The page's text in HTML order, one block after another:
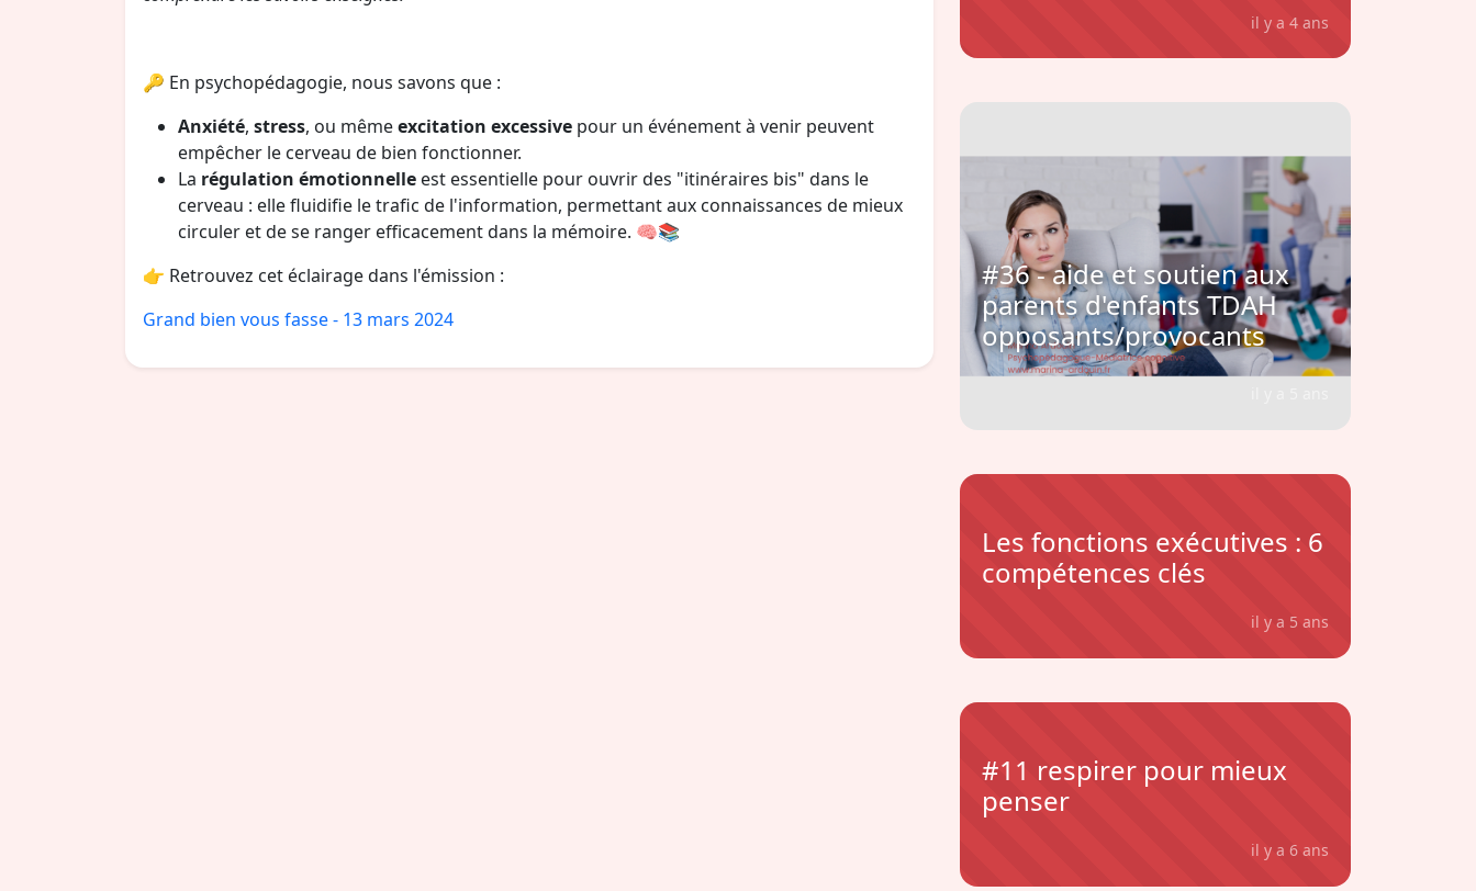
🔑 En psychopédagogie, nous savons que :
Anxiété, stress, ou mêmeexcitation excessive pour un événement à venir peuvent
empêcher le cerveau de bien fonctionner.
La régulation émotionnelle est essentielle pour ouvrir des "itinéraires bis" dans le
cerveau : elle fluidifie le trafic de l'information, permettant aux connaissances de mieux
circuler et de se ranger efficacement dans la mémoire. 🧠📚
👉 Retrouvez cet éclairage dans l'émission :
Grand bien vous fasse - 13 mars 2024
il y a 4 ans
#36 - aide et soutien aux
parents d'enfants TDAH
opposants/provocants
Les fonctions exécutives : 6
compétences clés
il y a 5 ans
#11 respirer pour mieux
penser
il y a 6 ans